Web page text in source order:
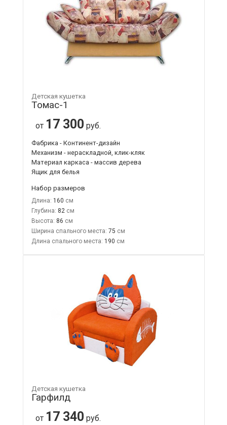
Детская кушетка
Томас-1
от 17 300 руб.
Фабрика - Континент-дизайн
Механизм - нераскладной, клик-кляк
Материал каркаса - массив дерева
Ящик для белья
Набор размеров
Длина: 160
Глубина: 82
Высота: 86
Ширина спального места: 75
Длина спального места: 190
Детская кушетка
Гарфилд
от 17 340 руб.